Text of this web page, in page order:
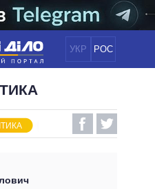
УКР РОС
ПОЛІТИКА
ЕКОНОМІКА
СВІТ